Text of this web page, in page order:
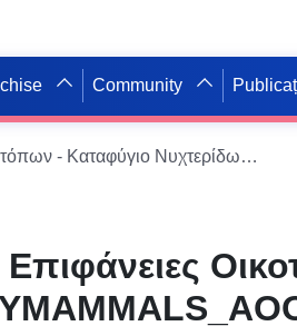
Community
Μόνιμες Δειγματοληπτικές Επιφάνειες Οικοτόπων - Καταφύγιο Νυχτερίδων - CYMAMMALS_AOO
Επιφάνειες